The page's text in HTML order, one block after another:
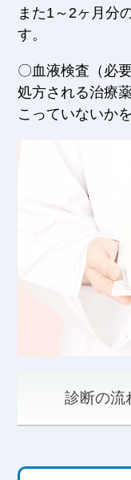
また1～2ヶ月分
す。
〇血液検査（必
処方される治療
こっていないか
診断の流